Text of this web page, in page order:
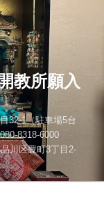
教所願入
32-1（駐車場5台
8318-6000
川区豊町3丁目2-